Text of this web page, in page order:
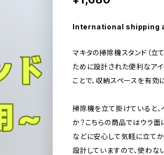
International shipping
マキタの掃除機スタンド（立
ために設計された便利なア
ことで、収納スペースを有効
掃除機を立て掛けていると、
か？こちらの商品ではウラ
などに安心して気軽に立てか
設計していますので、使わな